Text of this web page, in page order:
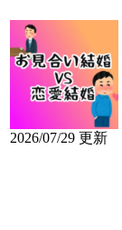
2026/07/29 更新